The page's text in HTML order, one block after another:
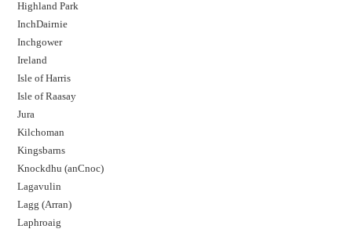
Highland Park
InchDairnie
Inchgower
Ireland
Isle of Harris
Isle of Raasay
Jura
Kilchoman
Kingsbarns
Knockdhu (anCnoc)
Lagavulin
Lagg (Arran)
Laphroaig